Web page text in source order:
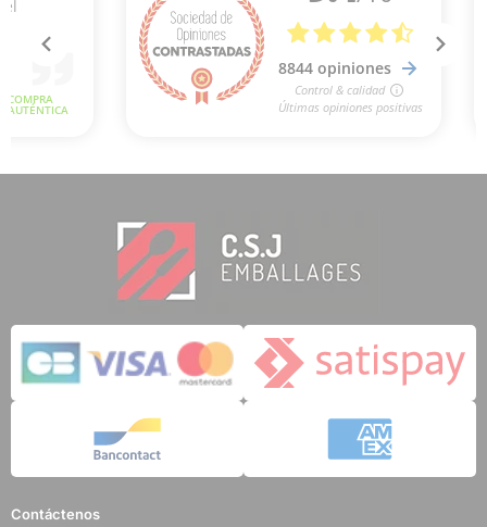
Contáctenos